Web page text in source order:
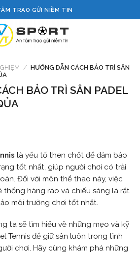
TRAO GỬI NIỀM TIN
/ HƯỚNG DẪN CÁCH BẢO TRÌ SÂN
BẢO TRÌ SÂN PADEL
là yếu tố then chốt để đảm bảo
tốt nhất, giúp người chơi có trải
Đối với môn thể thao này, việc
thống hàng rào và chiếu sáng là rất
môi trường chơi tốt nhất.
ta sẽ tìm hiểu về những mẹo và kỹ
Tennis để giữ sân luôn trong tình
chơi. Hãy cùng khám phá những